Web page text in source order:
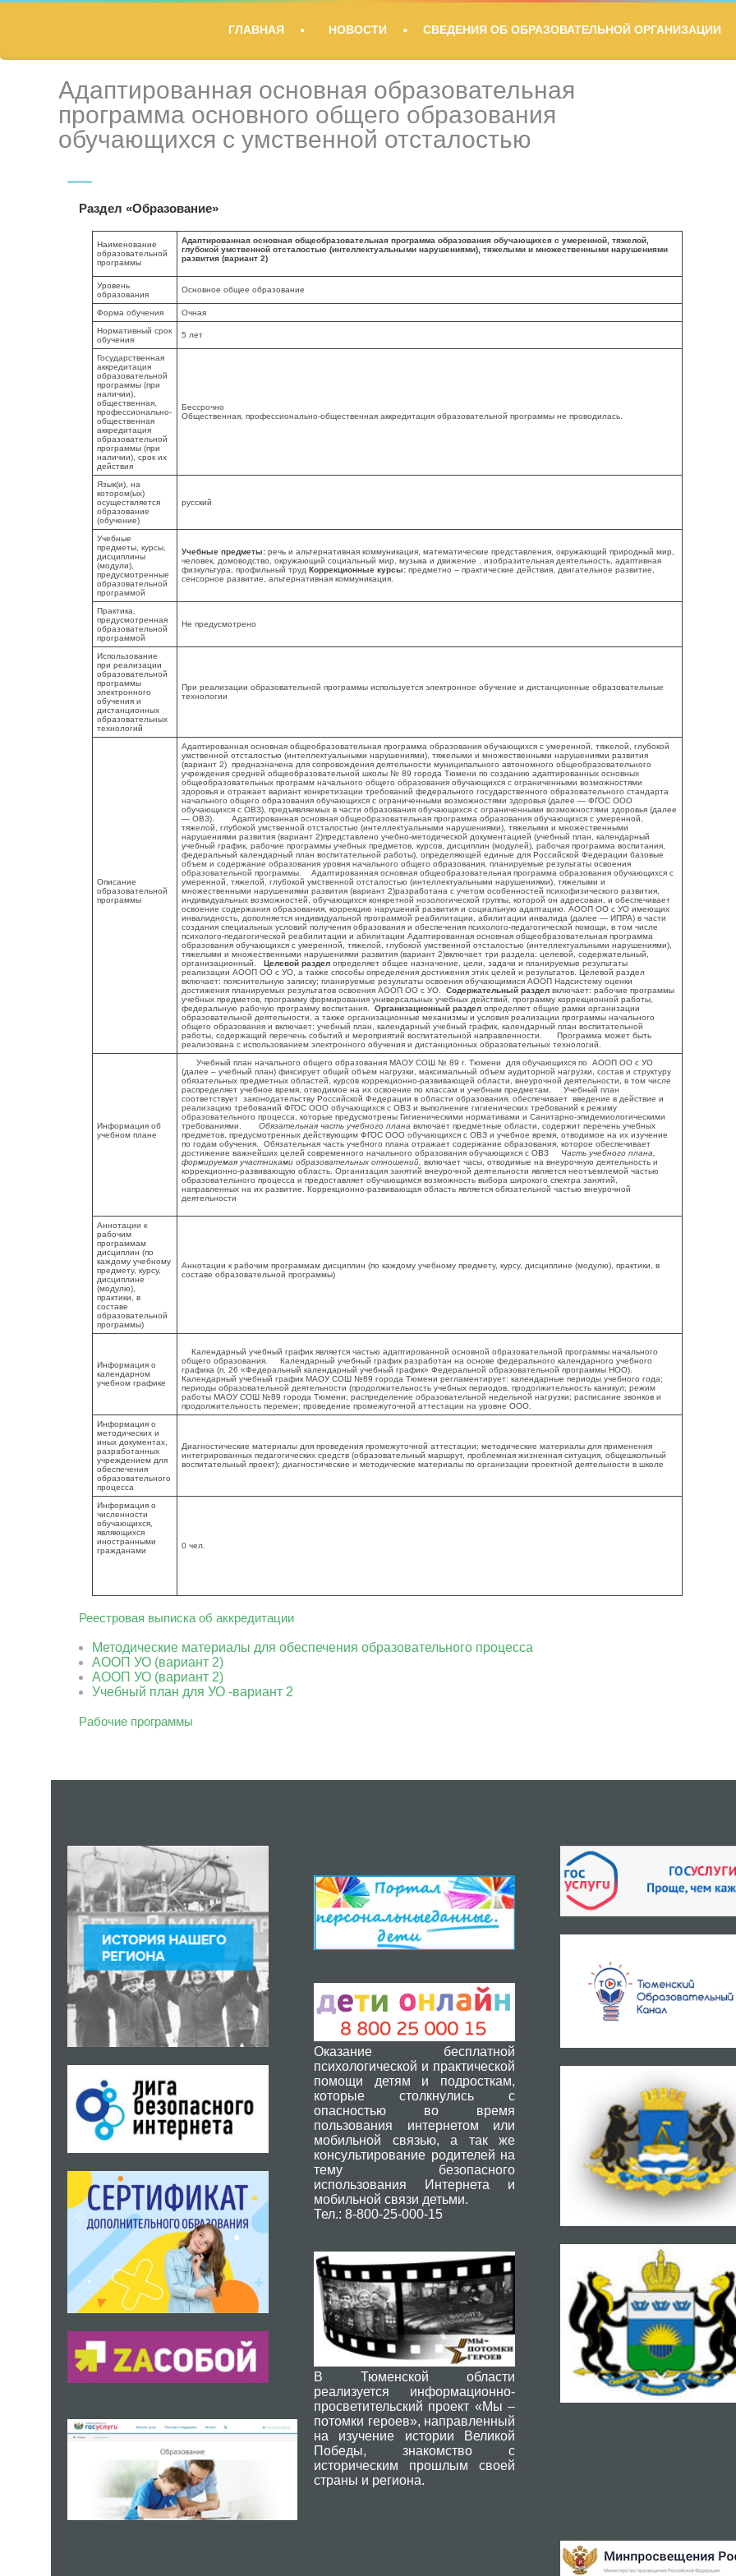
ГЛАВНАЯ НОВОСТИ СВЕДЕНИЯ ОБ ОБРАЗОВАТЕЛЬНОЙ ОРГАНИЗАЦИИ
Адаптированная основная образовательная
программа основного общего образования
обучающихся с умственной отсталостью
Раздел «Образование»
Наименование
образовательной
программы
Адаптированная основная общеобразовательная программа образования обучающихся с умеренной, тяжелой,
глубокой умственной отсталостью (интеллектуальными нарушениями), тяжелыми и множественными нарушениями
развития (вариант 2)
Уровень
образования
Основное общее образование
Форма обучения
Очная
Нормативный срок
обучения
5 лет
Государственная
аккредитация
образовательной
программы (при
наличии),
общественная,
профессионально-
общественная
аккредитация
образовательной
программы (при
наличии), срок их
действия
Бессрочно
Общественная, профессионально-общественная аккредитация образовательной программы не проводилась.
Язык(и), на
котором(ых)
осуществляется
образование
(обучение)
русский
Учебные
предметы, курсы,
дисциплины
(модули),
предусмотренные
образовательной
программой
Учебные предметы:речь и альтернативная коммуникация, математические представления, окружающий природный мир,
человек, домоводство, окружающий социальный мир, музыка и движение , изобразительная деятельность, адаптивная
физкультура, профильный трудКоррекционные курсы: предметно – практические действия, двигательное развитие,
сенсорное развитие, альтернативная коммуникация.
Практика,
предусмотренная
образовательной
программой
Не предусмотрено
Использование
при реализации
образовательной
программы
электронного
обучения и
дистанционных
образовательных
технологий
При реализации образовательной программы используется электронное обучение и дистанционные образовательные
технологии
Описание
образовательной
программы
Адаптированная основная общеобразовательная программа образования обучающихся с умеренной, тяжелой, глубокой
умственной отсталостью (интеллектуальными нарушениями), тяжелыми и множественными нарушениями развития
(вариант 2) предназначена для сопровождения деятельности муниципального автономного общеобразовательного
учреждения средней общеобразовательной школы № 89 города Тюмени по созданию адаптированных основных
общеобразовательных программ начального общего образования обучающихся с ограниченными возможностями
здоровья и отражает вариант конкретизации требований федерального государственного образовательного стандарта
начального общего образования обучающихся с ограниченными возможностями здоровья (далее — ФГОС ООО
обучающихся с ОВЗ), предъявляемых в части образования обучающихся с ограниченными возможностями здоровья (далее
— ОВЗ). Адаптированная основная общеобразовательная программа образования обучающихся с умеренной,
тяжелой, глубокой умственной отсталостью (интеллектуальными нарушениями), тяжелыми и множественными
нарушениями развития (вариант 2)представлено учебно-методической документацией (учебный план, календарный
учебный график, рабочие программы учебных предметов, курсов, дисциплин (модулей), рабочая программа воспитания,
федеральный календарный план воспитательной работы), определяющей единые для Российской Федерации базовые
объем и содержание образования уровня начального общего образования, планируемые результаты освоения
образовательной программы. Адаптированная основная общеобразовательная программа образования обучающихся с
умеренной, тяжелой, глубокой умственной отсталостью (интеллектуальными нарушениями), тяжелыми и
множественными нарушениями развития (вариант 2)разработана с учетом особенностей психофизического развития,
индивидуальных возможностей, обучающихся конкретной нозологической группы, которой он адресован, и обеспечивает
освоение содержания образования, коррекцию нарушений развития и социальную адаптацию. АООП ОО с УО имеющих
инвалидность, дополняется индивидуальной программой реабилитации, абилитации инвалида (далее — ИПРА) в части
создания специальных условий получения образования и обеспечения психолого-педагогической помощи, в том числе
психолого-педагогической реабилитации и абилитации Адаптированная основная общеобразовательная программа
образования обучающихся с умеренной, тяжелой, глубокой умственной отсталостью (интеллектуальными нарушениями),
тяжелыми и множественными нарушениями развития (вариант 2)включает три раздела: целевой, содержательный,
организационный.Целевой раздел определяет общее назначение, цели, задачи и планируемые результаты
реализации АООП ОО с УО, а также способы определения достижения этих целей и результатов. Целевой раздел
включает: пояснительную записку; планируемые результаты освоения обучающимися АООП Надсистему оценки
достижения планируемых результатов освоения АООП ОО с УО.Содержательный раздел включает: рабочие программы
учебных предметов, программу формирования универсальных учебных действий, программу коррекционной работы,
федеральную рабочую программу воспитания.Организационный раздел определяет общие рамки организации
образовательной деятельности, а также организационные механизмы и условия реализации программы начального
общего образования и включает: учебный план, календарный учебный график, календарный план воспитательной
работы, содержащий перечень событий и мероприятий воспитательной направленности. Программа может быть
реализована с использованием электронного обучения и дистанционных образовательных технологий.
Информация об
учебном плане
Учебный план начального общего образования МАОУ СОШ № 89 г. Тюмени для обучающихся по АООП ОО с УО
(далее – учебный план) фиксирует общий объем нагрузки, максимальный объем аудиторной нагрузки, состав и структуру
обязательных предметных областей, курсов коррекционно-развивающей области, внеурочной деятельности, в том числе
распределяет учебное время, отводимое на их освоение по классам и учебным предметам. Учебный план
соответствует законодательству Российской Федерации в области образования, обеспечивает введение в действие и
реализацию требований ФГОС ООО обучающихся с ОВЗ и выполнение гигиенических требований к режиму
образовательного процесса, которые предусмотрены Гигиеническими нормативами и Санитарно-эпидемиологическими
требованиями.
Обязательная часть учебного плана включает предметные области, содержит перечень учебных
предметов, предусмотренных действующим ФГОС ООО обучающихся с ОВЗ и учебное время, отводимое на их изучение
по годам обучения. Обязательная часть учебного плана отражает содержание образования, которое обеспечивает
достижение важнейших целей современного начального образования обучающихся с ОВЗ Часть учебного плана,
формируемая участниками образовательных отношений, включает часы, отводимые на внеурочную деятельность и
коррекционно-развивающую область. Организация занятий внеурочной деятельности является неотъемлемой частью
образовательного процесса и предоставляет обучающимся возможность выбора широкого спектра занятий,
направленных на их развитие. Коррекционно-развивающая область является обязательной частью внеурочной
деятельности
Аннотации к
рабочим
программам
дисциплин (по
каждому учебному
предмету, курсу,
дисциплине
(модулю),
практики, в
составе
образовательной
программы)
Аннотации к рабочим программам дисциплин (по каждому учебному предмету, курсу, дисциплине (модулю), практики, в
составе образовательной программы)
Информация о
календарном
учебном графике
Календарный учебный график является частью адаптированной основной образовательной программы начального
общего образования. Календарный учебный график разработан на основе федерального календарного учебного
графика (п. 26 «Федеральный календарный учебный график» Федеральной образовательной программы НОО).
Календарный учебный график МАОУ СОШ №89 города Тюмени регламентирует: календарные периоды учебного года;
периоды образовательной деятельности (продолжительность учебных периодов, продолжительность каникул; режим
работы МАОУ СОШ №89 города Тюмени; распределение образовательной недельной нагрузки; расписание звонков и
продолжительность перемен; проведение промежуточной аттестации на уровне ООО.
Информация о
методических и
иных документах,
разработанных
учреждением для
обеспечения
образовательного
процесса
Диагностические материалы для проведения промежуточной аттестации; методические материалы для применения
интегрированных педагогических средств (образовательный маршрут, проблемная жизненная ситуация, общешкольный
воспитательный проект); диагностические и методические материалы по организации проектной деятельности в школе
Информация о
численности
обучающихся,
являющихся
иностранными
гражданами
0 чел.
Реестровая выписка об аккредитации
Методические материалы для обеспечения образовательного процесса
АООП УО (вариант 2)
АООП УО (вариант 2)
Учебный план для УО -вариант 2
Рабочие программы
Оказание бесплатной
психологической и практической
помощи детям и подросткам,
которые столкнулись с
опасностью во время
пользования интернетом или
мобильной связью, а так же
консультирование родителей на
тему безопасного
использования Интернета и
мобильной связи детьми.
Тел.: 8-800-25-000-15
В Тюменской области
реализуется информационно-
просветительский проект «Мы –
потомки героев», направленный
на изучение истории Великой
Победы, знакомство с
историческим прошлым своей
страны и региона.